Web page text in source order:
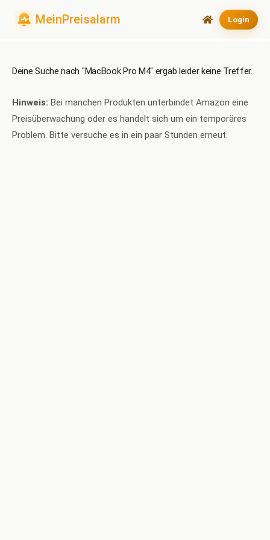
Login
Deine Suche nach "MacBook Pro M4" ergab leider keine Treffer.
Hinweis: Bei manchen Produkten unterbindet Amazon eine
Preisüberwachung oder es handelt sich um ein temporäres
Problem. Bitte versuche es in ein paar Stunden erneut.